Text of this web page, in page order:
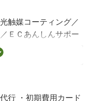
触媒コーティング／
ＥＣあんしんサポー
用必：初回保証手数
賃料総額の２０％か
去時費用 ハウスク
コンクリーニング：
行 ・初期費用カード